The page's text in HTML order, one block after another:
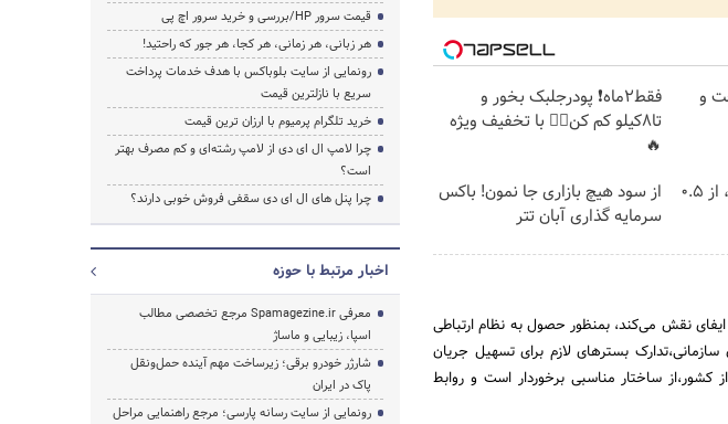
و
فقط2ماه❗ پودرجلبک بخور و
تا8کیلو کم کن👌🏻 با تخفیف ویژه
🔥
خرید شمش پلمپ طلاسی، از ۰.۵
از سود هیچ بازاری جا نمون! باکس
سرمایه گذاری آبان تتر
نقش می‌کند، بمنظور حصول به نظام ارتباطی
بسترهای لازم برای تسهیل جریان
ساختار مناسبی برخوردار است و روابط‌
قیمت سرور HP/بررسی و خرید سرور اچ پی
هر زبانی، هر زمانی، هر کجا، هر جور که راحتید!
رونمایی از سایت بلوباکس با هدف خدمات پرداخت
سریع با نازلترین قیمت
خرید تلگرام پرمیوم با ارزان ترین قیمت
چرا لامپ ال ای دی از لامپ رشته‌ای و کم مصرف بهتر
است؟
چرا پنل های ال ای دی سقفی فروش خوبی دارند؟
اخبار مرتبط با حوزه
معرفی Spamagezine.ir مرجع تخصصی مطالب
اسپا، زیبایی و ماساژ
شارژر خودرو برقی؛ زیرساخت مهم آینده حمل‌ونقل
پاک در ایران
رونمایی از سایت رسانه پارسی؛ مرجع راهنمایی مراحل